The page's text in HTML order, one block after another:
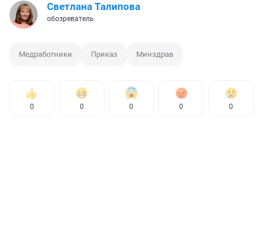
Светлана Талипова
обозреватель
Медработники Приказ Минздрав
0 0 0 0 0